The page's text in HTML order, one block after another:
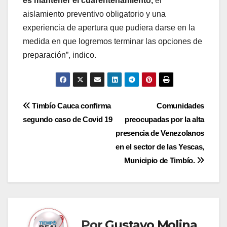
aislamiento preventivo obligatorio y una
experiencia de apertura que pudiera darse en la
medida en que logremos terminar las opciones de
preparación”, indico.
Navegación
de
Comunidades
preocupadas por la alta
presencia de Venezolanos
en el sector de las Yescas,
Municipio de Timbío.
Timbío Cauca confirma
segundo caso de Covid 19